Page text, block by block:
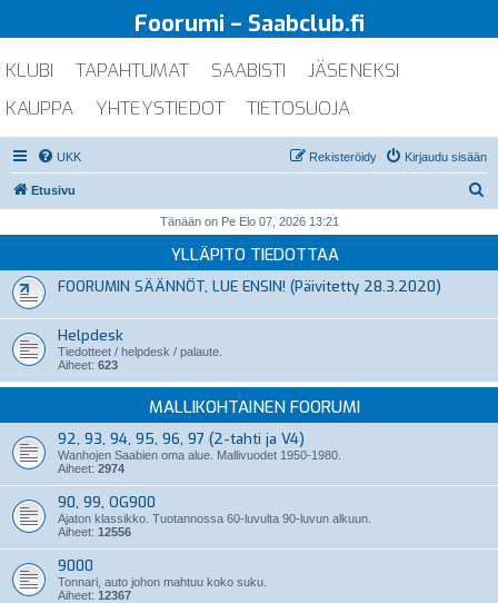
Foorumi – Saabclub.fi
KLUBI TAPAHTUMAT SAABISTI
JÄSENEKSI
KAUPPA
YHTEYSTIEDOT TIETOSUOJA
UKK Kirjaudu sisään
Rekisteröidy
Etusivu
i
Tänään on Pe Elo 07, 2026 13:21
YLLÄPITO TIEDOTTAA
FOORUMIN SÄÄNNÖT, LUE ENSIN! (Päivitetty 28.3.2020)
Helpdesk
Tiedotteet / helpdesk / palaute.
Aiheet: 623
MALLIKOHTAINEN FOORUMI
92, 93, 94, 95, 96, 97 (2-tahti ja V4)
Wanhojen Saabien oma alue. Mallivuodet 1950-1980.
Aiheet: 2974
90, 99, OG900
Ajaton klassikko. Tuotannossa 60-luvulta 90-luvun alkuun.
Aiheet: 12556
9000
Tonnari, auto johon mahtuu koko suku.
Aiheet: 12367